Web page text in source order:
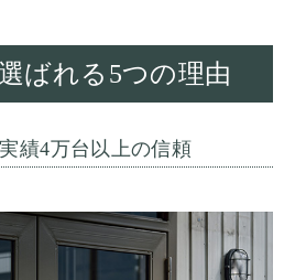
ばれる5つの理由
績4万台以上の信頼